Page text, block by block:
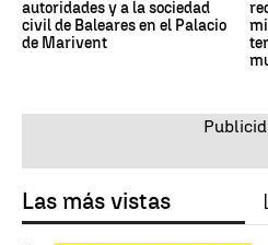
autoridades y a la sociedad
civil de Baleares en el Palacio
de Marivent
Las más vistas